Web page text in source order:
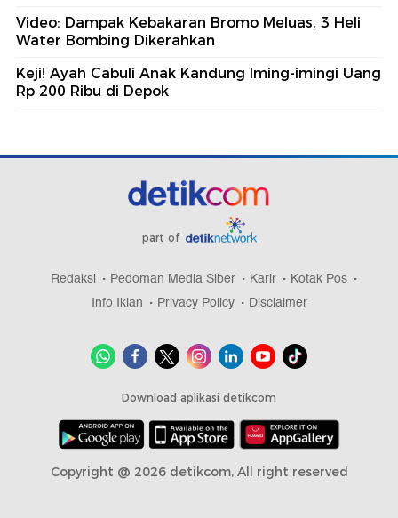
Video: Dampak Kebakaran Bromo Meluas, 3 Heli
Water Bombing Dikerahkan
Keji! Ayah Cabuli Anak Kandung Iming-imingi Uang
Rp 200 Ribu di Depok
part of
Redaksi Pedoman Media Siber Karir
Kotak Pos
Info Iklan
Privacy Policy Disclaimer
Download aplikasi detikcom
Copyright @ 2026 detikcom, All right reserved